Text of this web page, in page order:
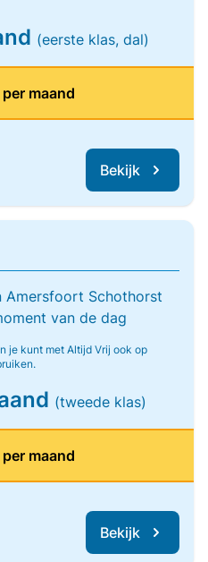
(eerste klas, dal)
maand
Bekijk
Amersfoort Schothorst
van de dag
je kunt met Altijd Vrij ook op
(tweede klas)
maand
Bekijk